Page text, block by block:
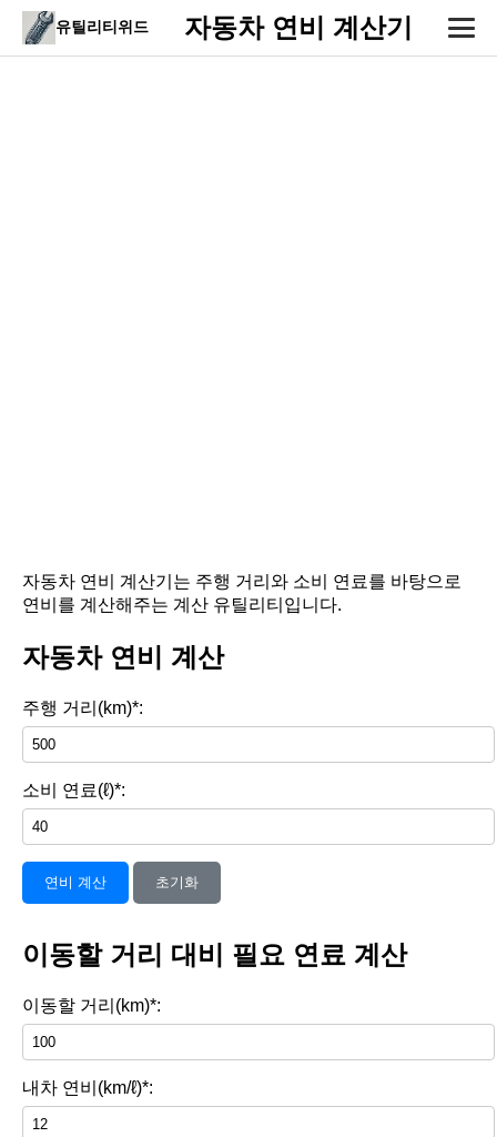
유틸리티위드 자동차 연비 계산기
자동차 연비 계산기는 주행 거리와 소비 연료를 바탕으로
연비를 계산해주는 계산 유틸리티입니다.
자동차 연비 계산
주행 거리(km)*:
소비 연료(ℓ)*:
연비 계산 초기화
이동할 거리 대비 필요 연료 계산
이동할 거리(km)*:
내차 연비(km/ℓ)*: